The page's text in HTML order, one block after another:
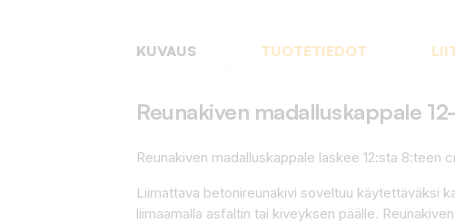
KUVAUS TUOTETIEDOT
Reunakiven madalluskappale
Reunakiven madalluskappale laskee 12:sta 8:teen
Liimattava betonireunakivi soveltuu käytettäväksi
liimaamalla asfaltin tai kiveyksen päälle.